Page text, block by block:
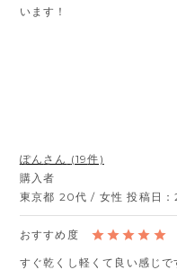
います！
ぽん
19
購入者
東京都 20代 女性 投稿日
すぐ乾くし軽くて良い感じで